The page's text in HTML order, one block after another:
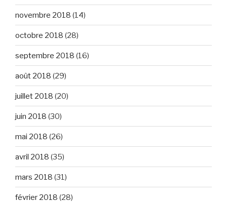
novembre 2018 (14)
octobre 2018 (28)
septembre 2018 (16)
août 2018 (29)
juillet 2018 (20)
juin 2018 (30)
mai 2018 (26)
avril 2018 (35)
mars 2018 (31)
février 2018 (28)